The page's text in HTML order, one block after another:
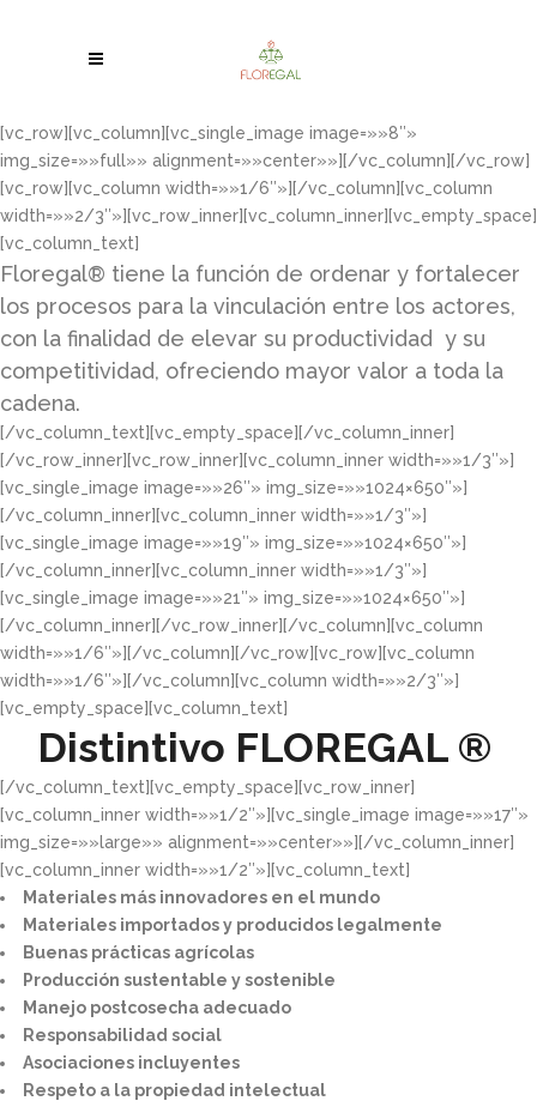
[vc_row][vc_column][vc_single_image image=»»8″»
img_size=»»full»» alignment=»»center»»][/vc_column][/vc_row]
[vc_row][vc_column width=»»1/6″»][/vc_column][vc_column
width=»»2/3″»][vc_row_inner][vc_column_inner][vc_empty_space]
[vc_column_text]
Floregal® tiene la función de ordenar y fortalecer
los procesos para la vinculación entre los actores,
con la finalidad de elevar su productividad y su
competitividad, ofreciendo mayor valor a toda la
cadena.
[/vc_column_text][vc_empty_space][/vc_column_inner]
[/vc_row_inner][vc_row_inner][vc_column_inner width=»»1/3″»]
[vc_single_image image=»»26″» img_size=»»1024×650″»]
[/vc_column_inner][vc_column_inner width=»»1/3″»]
[vc_single_image image=»»19″» img_size=»»1024×650″»]
[/vc_column_inner][vc_column_inner width=»»1/3″»]
[vc_single_image image=»»21″» img_size=»»1024×650″»]
[/vc_column_inner][/vc_row_inner][/vc_column][vc_column
width=»»1/6″»][/vc_column][/vc_row][vc_row][vc_column
width=»»1/6″»][/vc_column][vc_column width=»»2/3″»]
[vc_empty_space][vc_column_text]
Distintivo FLOREGAL ®
[/vc_column_text][vc_empty_space][vc_row_inner]
[vc_column_inner width=»»1/2″»][vc_single_image image=»»17″»
img_size=»»large»» alignment=»»center»»][/vc_column_inner]
[vc_column_inner width=»»1/2″»][vc_column_text]
Materiales más innovadores en el mundo​
Materiales importados y producidos legalmente​
Buenas prácticas agrícolas​
Producción sustentable y sostenible​
Manejo postcosecha adecuado​
Responsabilidad social​
Asociaciones incluyentes​
Respeto a la propiedad intelectual​​